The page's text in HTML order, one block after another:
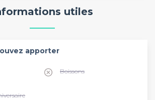
utiles
apporter
Boissons